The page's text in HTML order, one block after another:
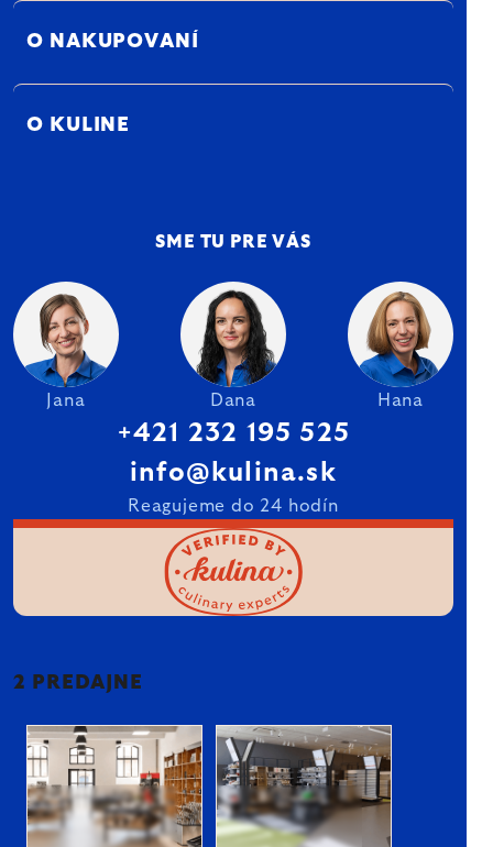
O NAKUPOVANÍ
O KULINE
SME TU PRE VÁS
Jana Dana Hana
+421 232 195 525
info@kulina.sk
Reagujeme do 24 hodín
2 PREDAJNE